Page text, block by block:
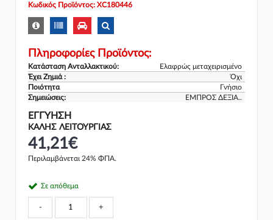
Κωδικός Προϊόντος: XC180446
Πληροφορίες Προϊόντος:
Κατάσταση Ανταλλακτικού:
Ελαφρώς μεταχειρισμένο
Έχει Ζημιά :
Όχι
Ποιότητα
Γνήσιο
Σημειώσεις:
ΕΜΠΡΟΣ ΔΕΞΙΑ..
ΕΓΓΎΗΣΗ
ΚΑΛΗΣ ΛΕΙΤΟΥΡΓΙΑΣ
41,21€
Περιλαμβάνεται 24% ΦΠΑ.
Σε απόθεμα
- +